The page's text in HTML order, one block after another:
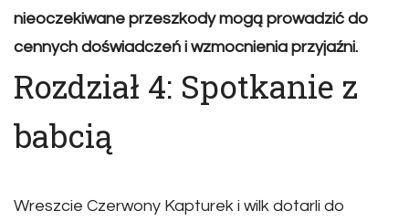
nieoczekiwane przeszkody mogą prowadzić do
cennych doświadczeń i wzmocnienia przyjaźni.
Rozdział 4: Spotkanie z
babcią
Wreszcie Czerwony Kapturek i wilk dotarli do